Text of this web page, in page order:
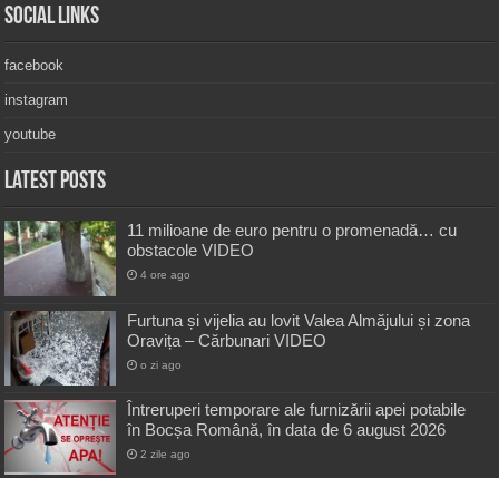
Social Links
facebook
instagram
youtube
Latest Posts
11 milioane de euro pentru o promenadă… cu
obstacole VIDEO
4 ore ago
Furtuna și vijelia au lovit Valea Almăjului și zona
Oravița – Cărbunari VIDEO
o zi ago
Întreruperi temporare ale furnizării apei potabile
în Bocșa Română, în data de 6 august 2026
2 zile ago